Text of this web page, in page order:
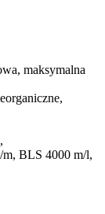
maksymalna
m, BLS 4000 m/l,